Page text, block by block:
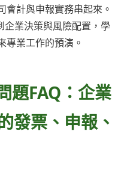
會計與申報實務串起來。
企業決策與風險配置，學
專業工作的預演。
題FAQ：企業
發票、申報、